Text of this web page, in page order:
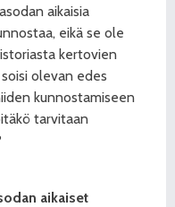
aikaisia
eikä se ole
kertovien
olevan edes
kunnostamiseen
tarvitaan
aikaiset